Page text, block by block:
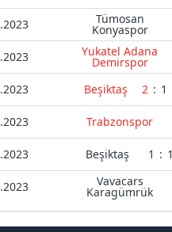
Tümosan
Konyaspor
Yukatel Adana
Demirspor
Beşiktaş 2 : 1
Trabzonspor
Beşiktaş 1 : 1
Vavacars
Karagümrük